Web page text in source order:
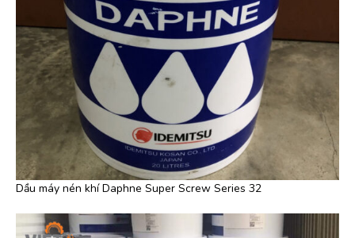
Dầu máy nén khí Daphne Super Screw Series 32